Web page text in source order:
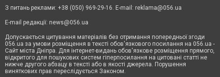
З питань реклами: +38 (050) 969-29-16. E-mail: reklama@056.ua
E-mail редакції: news@056.ua
Допускається цитування матеріалів без отримання попередньої згоди
056.ua за умови розміщення в тексті обов'язкового посилання на 056.ua -
Сайт міста Дніпра. Для інтернет-видань обов'язкове розміщення прямого,
відкритого для пошукових систем гіперпосилання на цитовані статті не
нижче другого абзацу в тексті або в якості джерела. Порушення
виняткових прав переслідується Законом.